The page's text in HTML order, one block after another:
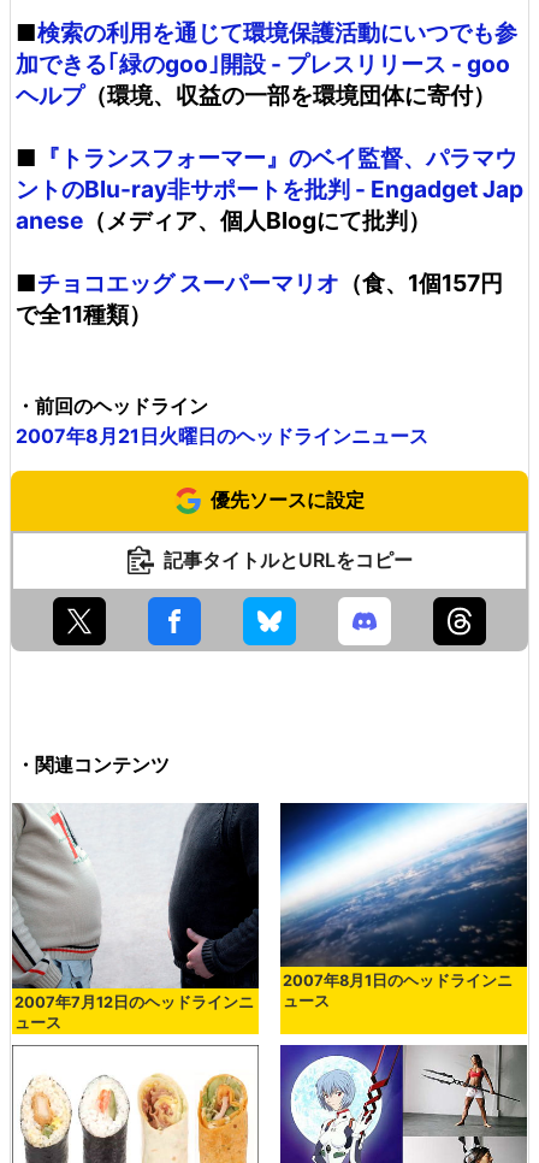
■検索の利用を通じて環境保護活動にいつでも参
加できる｢緑のgoo｣開設 - プレスリリース - goo
ヘルプ（環境、収益の一部を環境団体に寄付）
■ 『トランスフォーマー』のベイ監督、パラマウ
ントのBlu-ray非サポートを批判 - Engadget Jap
anese （メディア、個人Blogにて批判）
■チョコエッグ スーパーマリオ （食、1個157円
で全11種類）
・前回のヘッドライン
2007年8月21日火曜日のヘッドラインニュース
優先ソースに設定
記事タイトルとURLをコピー
・関連コンテンツ
2007年7月12日のヘッドラインニ
ュース
2007年8月1日のヘッドラインニ
ュース